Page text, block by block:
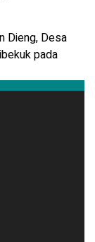
Dieng, Desa
pada